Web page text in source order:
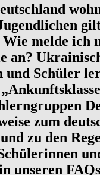
Wie melde ich
an?
und Schüler
zum
und zu den
unseren